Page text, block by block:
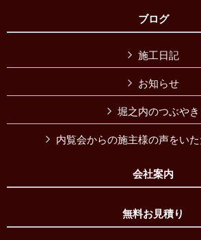
ブログ
施工日記
お知らせ
堀之内のつぶやき
内覧会からの施主様の声をいた
会社案内
無料お見積り